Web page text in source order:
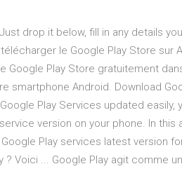
drop it below, fill in any details
le Google Play Store sur
Google Play Store gratuitement
smartphone Android. Download
Play Services updated easily,
version on your phone. In this
Play services latest version
Voici ... Google Play agit comme